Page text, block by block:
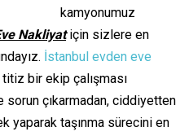
kamyonumuz
Nakliyatiçin sizlere en
İstanbul evden eve
bir ekip çalışması
çıkarmadan, ciddiyetten
yaparak taşınma sürecini en